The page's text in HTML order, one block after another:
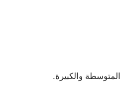
والكبيرة.